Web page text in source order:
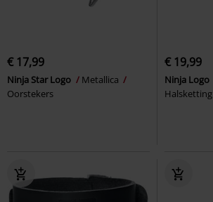
€ 17,99
Ninja Star Logo
Metallica
Oorstekers
€ 19,99
Ninja Logo
Halsketting